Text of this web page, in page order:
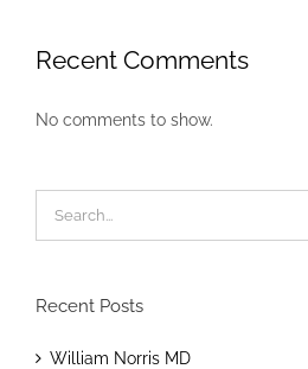
Recent Comments
No comments to show.
for:
Recent Posts
William Norris MD